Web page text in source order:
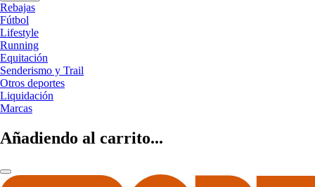
Rebajas
Fútbol
Lifestyle
Running
Equitación
Senderismo y Trail
Otros deportes
Liquidación
Marcas
Añadiendo al carrito...